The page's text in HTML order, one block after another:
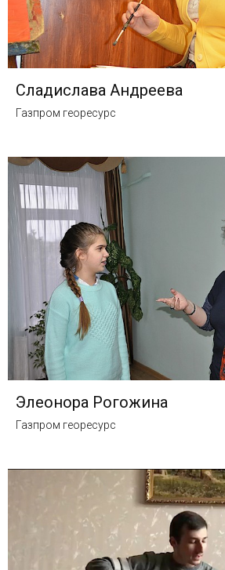
Сладислава Андреева
Газпром георесурс
Элеонора Рогожина
Газпром георесурс